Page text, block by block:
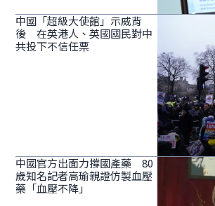
中國「超級大使館」示威背
後 在英港人、英國國民對中
共投下不信任票
中國官方出面力撐國產藥 80
歲知名記者高瑜親證仿製血壓
藥「血壓不降」